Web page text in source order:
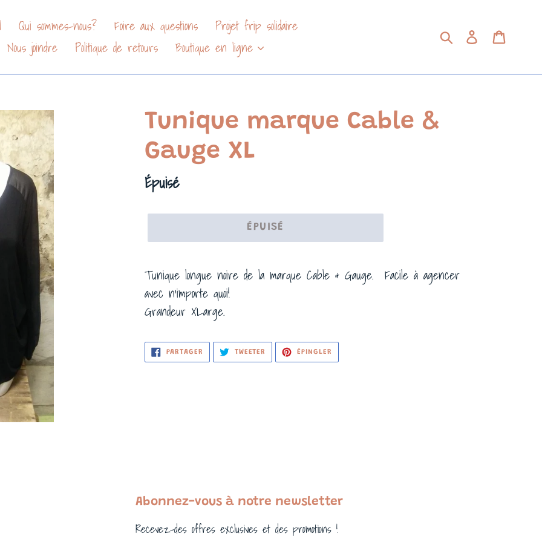
Qui sommes-nous? Foire aux questions
Projet frip solidaire
Nous joindre
Politique de retours Boutique en ligne
SoumettreSe connecter
Tunique marque Cable &
Gauge XL
Prix
Épuisé
ÉPUISÉ
Tunique longue noire de la marque Cable & Gauge. Facile à agencer
avec n'importe quoi!
Grandeur XLarge.
PARTAGER PARTAGER
FACEBOOK
TWEETER
TWEETER
TWITTER
ÉPINGLER
PINTEREST
Abonnez-vous à notre newsletter
Recevez-des offres exclusives et des promotions !